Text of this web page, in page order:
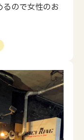
るので女性のお